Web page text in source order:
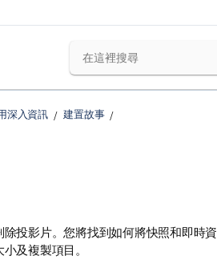
深入資訊 建置故事
投影片。您將找到如何將快照和即時資
及複製項目。